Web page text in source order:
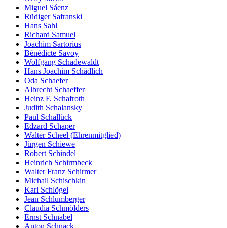
Miguel Sáenz
Rüdiger Safranski
Hans Sahl
Richard Samuel
Joachim Sartorius
Bénédicte Savoy
Wolfgang Schadewaldt
Hans Joachim Schädlich
Oda Schaefer
Albrecht Schaeffer
Heinz F. Schafroth
Judith Schalansky
Paul Schallück
Edzard Schaper
Walter Scheel (Ehrenmitglied)
Jürgen Schiewe
Robert Schindel
Heinrich Schirmbeck
Walter Franz Schirmer
Michail Schischkin
Karl Schlögel
Jean Schlumberger
Claudia Schmölders
Ernst Schnabel
Anton Schnack